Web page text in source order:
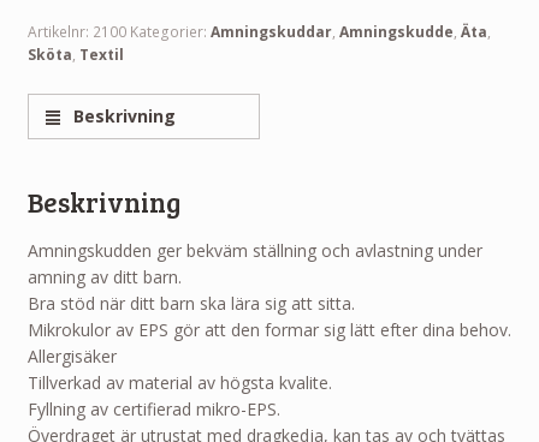
Artikelnr: 2100 Kategorier: Amningskuddar, Amningskudde, Äta,
Sköta, Textil
Beskrivning
Beskrivning
Amningskudden ger bekväm ställning och avlastning under
amning av ditt barn.
Bra stöd när ditt barn ska lära sig att sitta.
Mikrokulor av EPS gör att den formar sig lätt efter dina behov.
Allergisäker
Tillverkad av material av högsta kvalite.
Fyllning av certifierad mikro-EPS.
Överdraget är utrustat med dragkedja, kan tas av och tvättas